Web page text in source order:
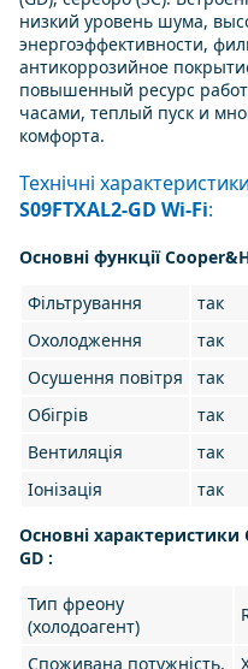
низкий уровень шума,
энергоэффективности,
антикоррозийное
повышенный ресурс
часами, теплый пуск и
комфорта.
Технічні характеристики
S09FTXAL2-GD Wi-Fi:
Основні функції
Фільтрування
так
Охолодження
так
Осушення повітря
так
Обігрів
так
Вентиляція
так
Іонізація
так
Основні характеристики
GD :
Тип фреону
(холодоагент)
Споживана потужність,